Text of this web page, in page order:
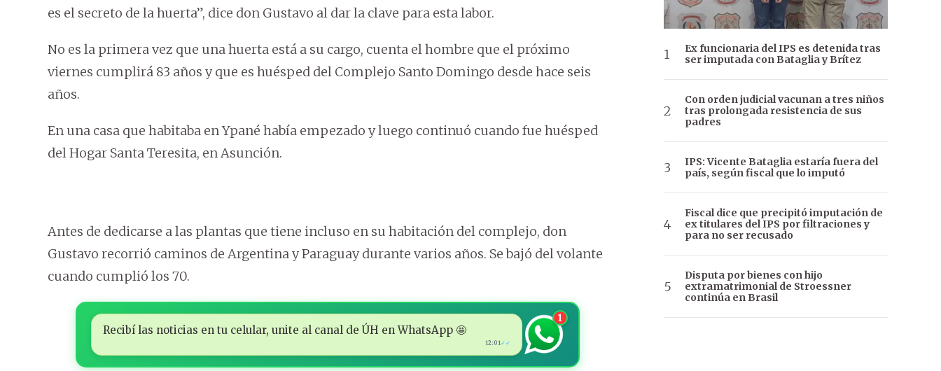
es el secreto de la huerta”, dice don Gustavo al dar la clave para esta labor.
No es la primera vez que una huerta está a su cargo, cuenta el hombre que el próximo
viernes cumplirá 83 años y que es huésped del Complejo Santo Domingo desde hace seis
años.
En una casa que habitaba en Ypané había empezado y luego continuó cuando fue huésped
del Hogar Santa Teresita, en Asunción.
Antes de dedicarse a las plantas que tiene incluso en su habitación del complejo, don
Gustavo recorrió caminos de Argentina y Paraguay durante varios años. Se bajó del volante
cuando cumplió los 70.
Recibí las noticias en tu celular, unite al canal de ÚH en WhatsApp 🤩
12:01✓✓
1
Ex funcionaria del IPS es detenida tras
ser imputada con Bataglia y Brítez
Con orden judicial vacunan a tres niños
tras prolongada resistencia de sus
padres
IPS: Vicente Bataglia estaría fuera del
país, según fiscal que lo imputó
Fiscal dice que precipitó imputación de
ex titulares del IPS por filtraciones y
para no ser recusado
Disputa por bienes con hijo
extramatrimonial de Stroessner
continúa en Brasil